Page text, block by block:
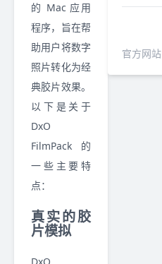
的 Mac 应用
程序，旨在帮
助用户将数字
照片转化为经
典胶片效果。
以下是关于
DxO
FilmPack 的
一些主要特
点：
真实的胶
片模拟
官方网站